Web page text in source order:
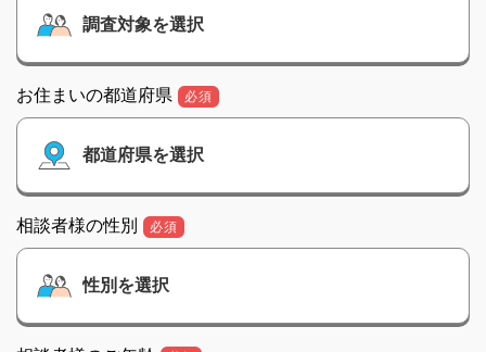
お住まいの都道府県 必須
相談者様の性別 必須